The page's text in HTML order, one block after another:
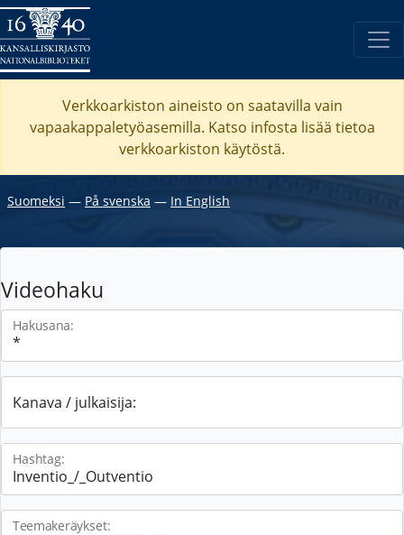
Verkkoarkiston aineisto on saatavilla vain
vapaakappaletyöasemilla. Katso infosta lisää tietoa
verkkoarkiston käytöstä.
Suomeksi ― På svenska ― In English
Videohaku
Hakusana:
Kanava / julkaisija:
Hashtag:
Teemakeräykset: